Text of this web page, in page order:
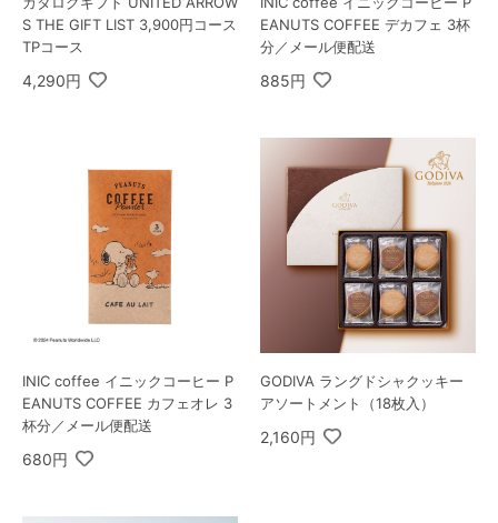
S THE GIFT LIST 3,900円コース
TPコース
4,290円
EANUTS COFFEE デカフェ 3杯
分／メール便配送
885円
INIC coffee イニックコーヒー P
EANUTS COFFEE カフェオレ 3
杯分／メール便配送
680円
GODIVA ラングドシャクッキー
アソートメント（18枚入）
2,160円